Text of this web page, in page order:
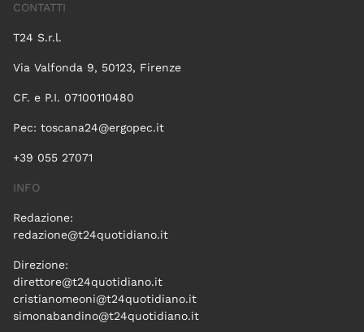
CONTATTI
T24 S.r.l.
Via Valfonda 9, 50123, Firenze
CF. e P.I. 07100110480
Pec: toscana24@ergopec.it
+39 055 27071
INFO
Redazione:
redazione@t24quotidiano.it
Direzione:
direttore@t24quotidiano.it
cristianomeoni@t24quotidiano.it
simonabandino@t24quotidiano.it